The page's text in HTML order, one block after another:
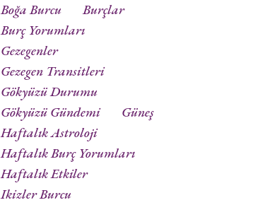
Boğa Burcu
Burçlar
Burç Yorumları
Gezegenler
Gezegen Transitleri
Gökyüzü Durumu
Gökyüzü Gündemi
Güneş
Haftalık Astroloji
Haftalık Burç Yorumları
Haftalık Etkiler
Ikizler Burcu